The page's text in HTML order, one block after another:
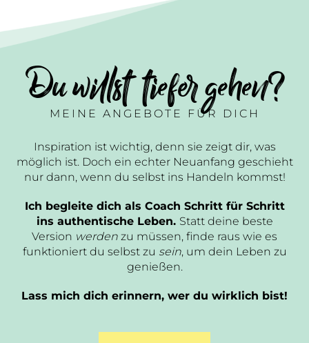
Du willst tiefer gehen?
MEINE ANGEBOTE FÜR DICH
Inspiration ist wichtig, denn sie zeigt dir, was
möglich ist. Doch ein echter Neuanfang geschieht
nur dann, wenn du selbst ins Handeln kommst!
Ich begleite dich als Coach Schritt für Schritt
ins authentische Leben. Statt deine beste
Version werden zu müssen, finde raus wie es
funktioniert du selbst zu sein, um dein Leben zu
genießen.
Lass mich dich erinnern, wer du wirklich bist!